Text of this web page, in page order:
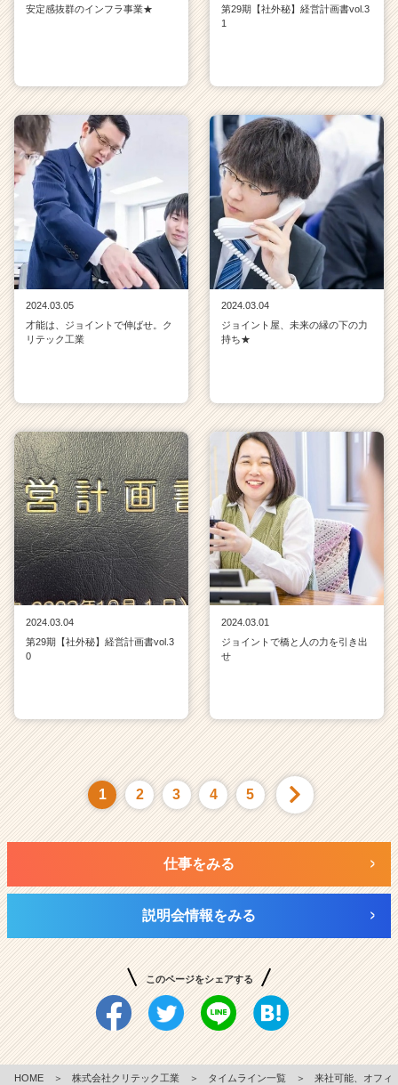
安定感抜群のインフラ事業★
第29期【社外秘】経営計画書vol.3
1
2024.03.05
才能は、ジョイントで伸ばせ。ク
リテック工業
2024.03.04
ジョイント屋、未来の縁の下の力
持ち★
2024.03.04
第29期【社外秘】経営計画書vol.3
0
2024.03.01
ジョイントで橋と人の力を引き出
せ
1 2 3 4 5
仕事をみる
説明会情報をみる
このページをシェアする
HOME ＞ 株式会社クリテック工業 ＞ タイムライン一覧 ＞
来社可能、オフィ